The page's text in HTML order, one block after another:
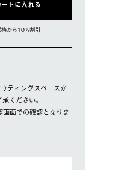
ートに入れる
から10%割引
ティングスペースか
ください。
⾯での確認となりま